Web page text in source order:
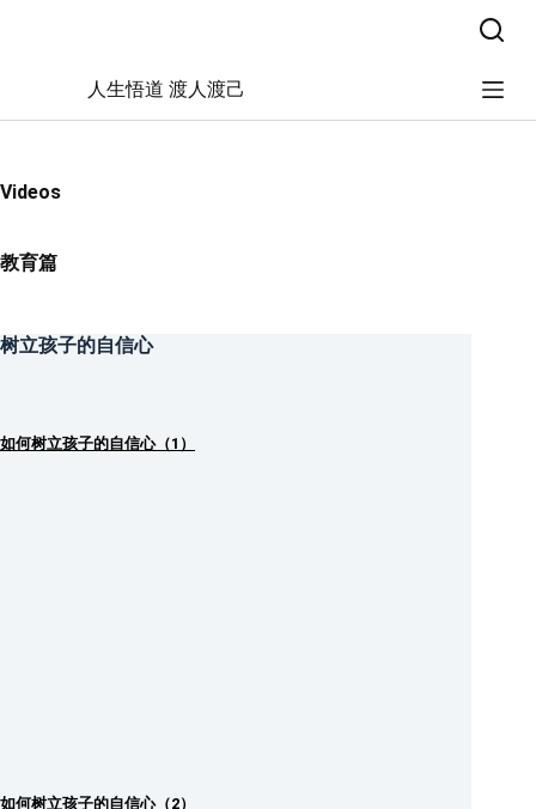
人生悟道 渡人渡己
Videos
教育篇
树立孩子的自信心
如何树立孩子的自信心（1）
如何树立孩子的自信心（2）